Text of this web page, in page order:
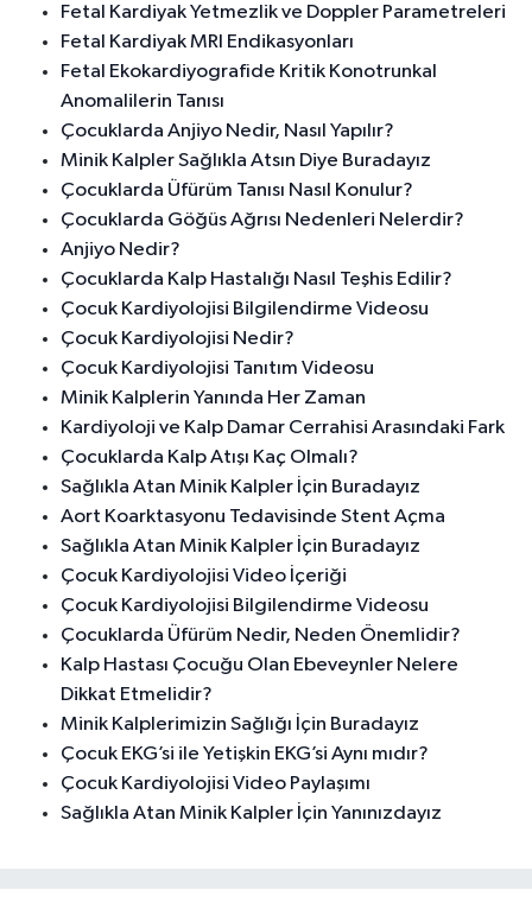
Fetal Kardiyak Yetmezlik ve Doppler Parametreleri
Fetal Kardiyak MRI Endikasyonları
Fetal Ekokardiyografide Kritik Konotrunkal
Anomalilerin Tanısı
Çocuklarda Anjiyo Nedir, Nasıl Yapılır?
Minik Kalpler Sağlıkla Atsın Diye Buradayız
Çocuklarda Üfürüm Tanısı Nasıl Konulur?
Çocuklarda Göğüs Ağrısı Nedenleri Nelerdir?
Anjiyo Nedir?
Çocuklarda Kalp Hastalığı Nasıl Teşhis Edilir?
Çocuk Kardiyolojisi Bilgilendirme Videosu
Çocuk Kardiyolojisi Nedir?
Çocuk Kardiyolojisi Tanıtım Videosu
Minik Kalplerin Yanında Her Zaman
Kardiyoloji ve Kalp Damar Cerrahisi Arasındaki Fark
Çocuklarda Kalp Atışı Kaç Olmalı?
Sağlıkla Atan Minik Kalpler İçin Buradayız
Aort Koarktasyonu Tedavisinde Stent Açma
Sağlıkla Atan Minik Kalpler İçin Buradayız
Çocuk Kardiyolojisi Video İçeriği
Çocuk Kardiyolojisi Bilgilendirme Videosu
Çocuklarda Üfürüm Nedir, Neden Önemlidir?
Kalp Hastası Çocuğu Olan Ebeveynler Nelere
Dikkat Etmelidir?
Minik Kalplerimizin Sağlığı İçin Buradayız
Çocuk EKG’si ile Yetişkin EKG’si Aynı mıdır?
Çocuk Kardiyolojisi Video Paylaşımı
Sağlıkla Atan Minik Kalpler İçin Yanınızdayız